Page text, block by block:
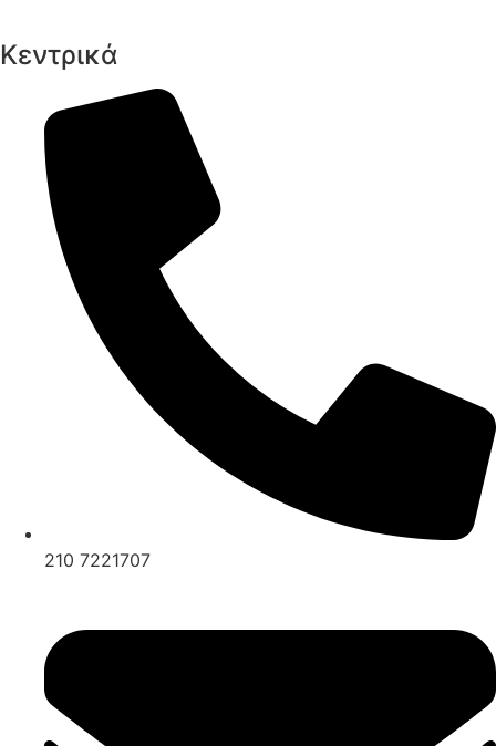
Κεντρικά
210 7221707